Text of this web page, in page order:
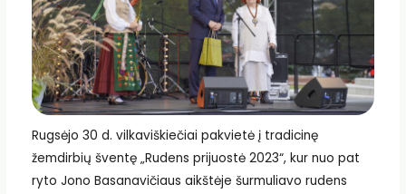
Rugsėjo 30 d. vilkaviškiečiai pakvietė į tradicinę
žemdirbių šventę „Rudens prijuostė 2023“, kur nuo pat
ryto Jono Basanavičiaus aikštėje šurmuliavo rudens